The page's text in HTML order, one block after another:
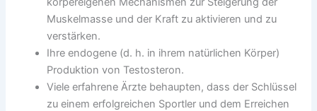
Muskelmasse und der Kraft zu aktivieren und zu
verstärken.
Ihre endogene (d. h. in ihrem natürlichen Körper)
Produktion von Testosteron.
Viele erfahrene Ärzte behaupten, dass der Schlüssel
zu einem erfolgreichen Sportler und dem Erreichen